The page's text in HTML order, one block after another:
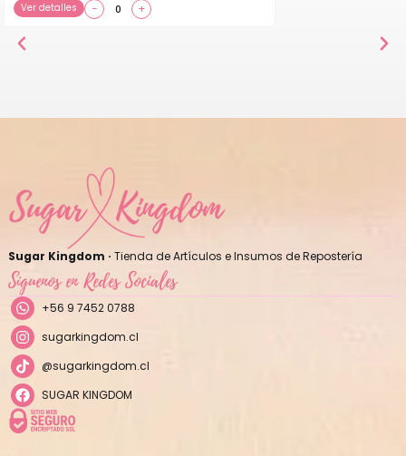
Ver detalles − +
Sugar Kingdom · Tienda de Artículos e Insumos de Repostería
Síguenos en Redes Sociales
+56 9 7452 0788
sugarkingdom.cl
@sugarkingdom.cl
SUGAR KINGDOM